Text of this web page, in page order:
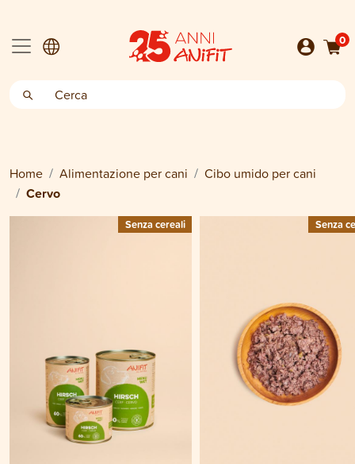
0
Home Alimentazione per cani Cibo umido per cani
Cervo
Senza cereali Senza